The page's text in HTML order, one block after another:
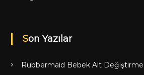
Son Yazılar
Rubbermaid Bebek Alt